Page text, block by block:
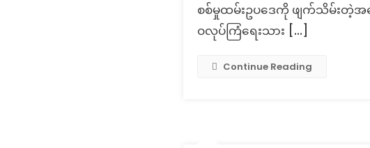
စစ်မှုထမ်းဥပဒေကို ဖျက်သိမ်းတဲ့အ
ဝလုပ်ကြံရေးသား […]
Continue Reading